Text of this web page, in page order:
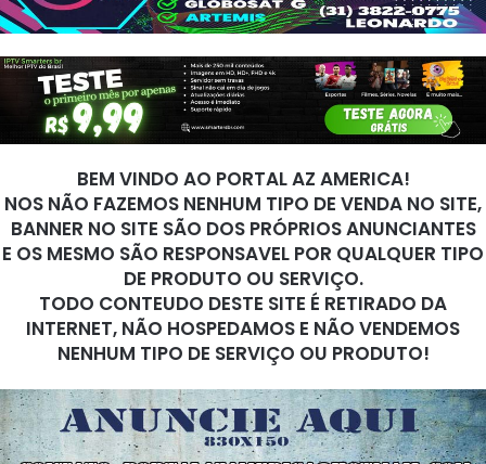
BEM VINDO AO PORTAL AZ AMERICA!
NOS NÃO FAZEMOS NENHUM TIPO DE VENDA NO SITE,
BANNER NO SITE SÃO DOS PRÓPRIOS ANUNCIANTES
E OS MESMO SÃO RESPONSAVEL POR QUALQUER TIPO
DE PRODUTO OU SERVIÇO.
TODO CONTEUDO DESTE SITE É RETIRADO DA
INTERNET, NÃO HOSPEDAMOS E NÃO VENDEMOS
NENHUM TIPO DE SERVIÇO OU PRODUTO!